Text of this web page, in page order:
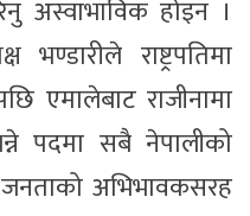
अस्वाभाविक होइन ।
राष्ट्रपतिमा
एमालेबाट राजीनामा
पदमा सबै नेपालीको
अभिभावकसरह